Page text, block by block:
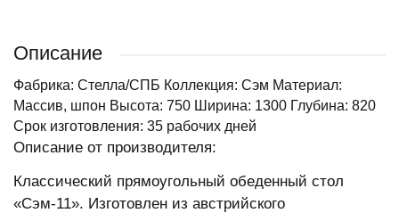
Описание
Фабрика: Стелла/СПБ Коллекция: Сэм Материал:
Массив, шпон Высота: 750 Ширина: 1300 Глубина: 820
Срок изготовления: 35 рабочих дней
Описание от производителя:
Классический прямоугольный обеденный стол
«Сэм-11». Изготовлен из австрийского